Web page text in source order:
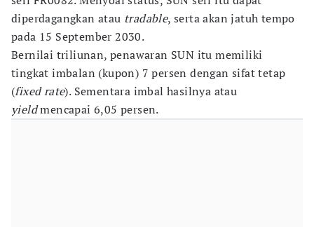
diperdagangkan atau tradable, serta akan jatuh tempo
pada 15 September 2030.
Bernilai triliunan, penawaran SUN itu memiliki
tingkat imbalan (kupon) 7 persen dengan sifat tetap
(fixed rate). Sementara imbal hasilnya atau
yieldmencapai 6,05 persen.